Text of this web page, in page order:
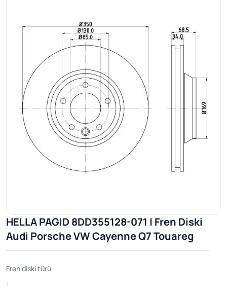
HELLA PAGID 8DD355128-071 | Fren Diski
Audi Porsche VW Cayenne Q7 Touareg
Fren diski türü
: